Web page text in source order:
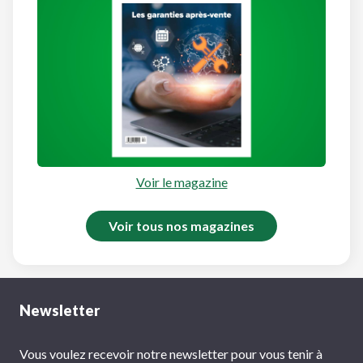
Voir le magazine
Voir tous nos magazines
Newsletter
Vous voulez recevoir notre newsletter pour vous tenir à